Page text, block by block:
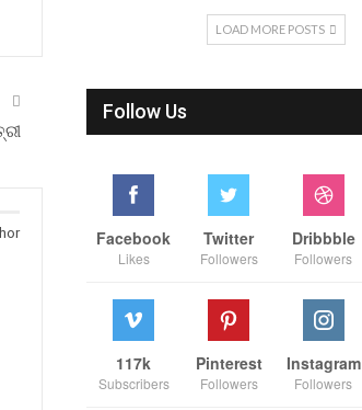
LOAD MORE POSTS
Follow Us
Facebook
Likes
Twitter
Followers
Dribbble
Followers
117k
Subscribers
Pinterest
Followers
Instagram
Followers